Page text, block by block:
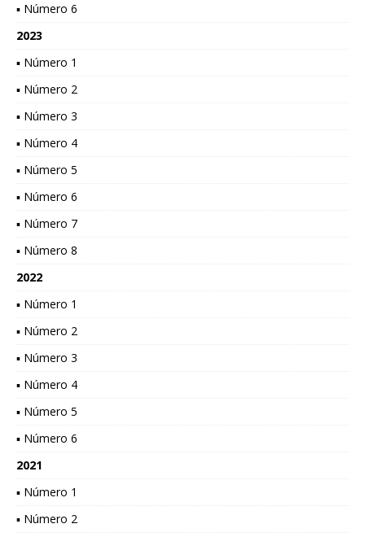
▪ Número 6
2023
▪ Número 1
▪ Número 2
▪ Número 3
▪ Número 4
▪ Número 5
▪ Número 6
▪ Número 7
▪ Número 8
2022
▪ Número 1
▪ Número 2
▪ Número 3
▪ Número 4
▪ Número 5
▪ Número 6
2021
▪ Número 1
▪ Número 2